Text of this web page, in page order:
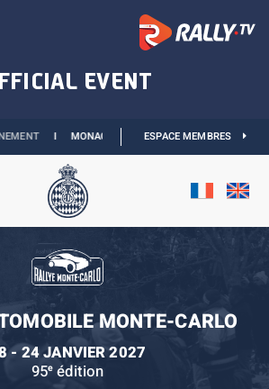
I MONACO E-PRIX 2027 :NOUVELLES DATES
ESPACE MEMBRES
MONTE-CARLO
- 24 JANVIER 2027
95e édition